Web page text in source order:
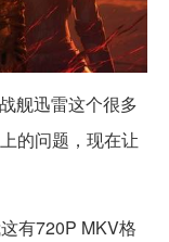
舰迅雷这个很多
的问题，现在让
有720P MKV格